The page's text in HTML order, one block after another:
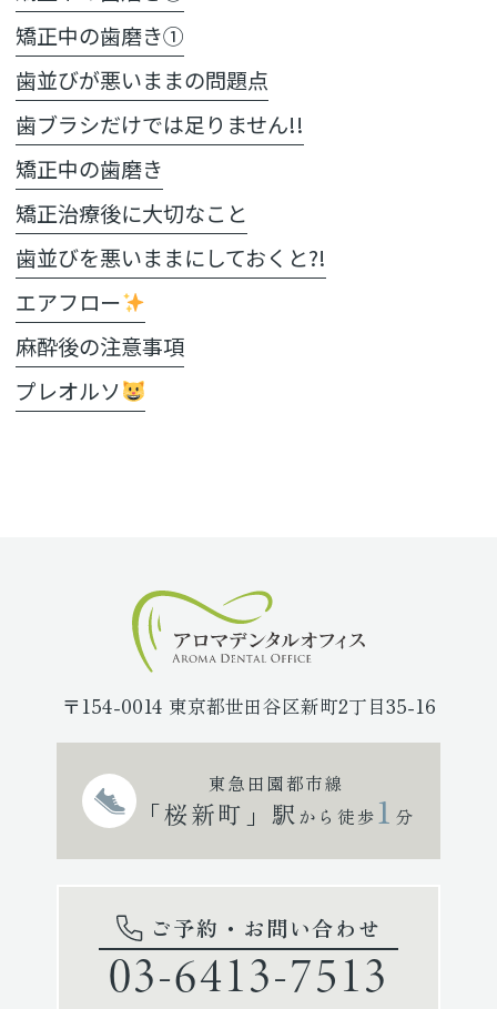
矯正中の歯磨き①
歯並びが悪いままの問題点
歯ブラシだけでは足りません!!
矯正中の歯磨き
矯正治療後に大切なこと
歯並びを悪いままにしておくと?!
エアフロー
麻酔後の注意事項
プレオルソ
〒154-0014 東京都世田谷区新町2丁目35-16
東急田園都市線
「桜新町」駅 から徒歩 1 分
ご予約・お問い合わせ
03-6413-7513